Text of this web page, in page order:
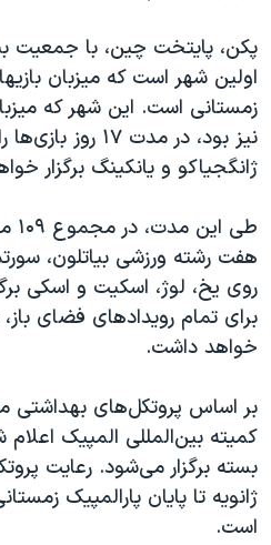
دادگاه حمید نوری
چهل سال گروگان‌گیری
قانون شفافیت دارائی کادر رهبری
اعتراضات مردمی آبان ۹۸
نرگس محمدی برنده جایزه نوبل
همایش محافظه‌کاران آمریکا
صفحه‌های ویژه
سفر پرزیدنت ترامپ به چین
اولین شهر است که میزبان
ژانگجیاکو و یانکینگ برگزار
هفت رشته ورزشی بیاتلون،
روی یخ، لوژ، اسکیت و اسکی
برای تمام رویدادهای فضای
خواهد داشت.
بر اساس پروتکل‌های بهداشتی
کمیته بین‌المللی المپیک
است.